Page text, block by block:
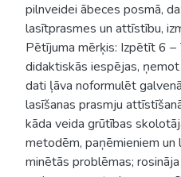
pilnveidei ābeces posmā,
lasītprasmes un attīstību,
Pētījuma mērķis: Izpētīt 6 –
didaktiskās iespējas,
dati ļāva noformulēt
lasīšanas prasmju
kāda veida grūtības
metodēm, paņēmieniem
minētās problēmas;